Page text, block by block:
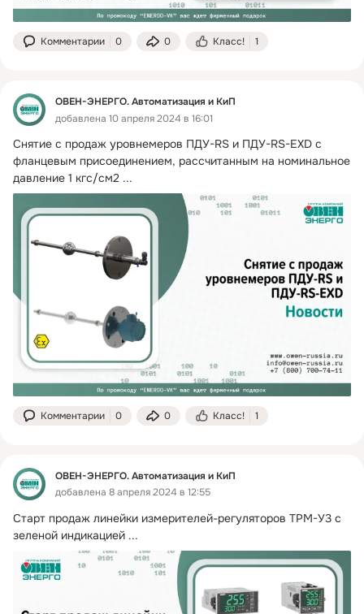
Комментарии 0 0 Класс! 1
ОВЕН-ЭНЕРГО. Автоматизация и КиП
добавлена 10 апреля 2024 в 16:01
Снятие с продаж уровнемеров ПДУ-RS и ПДУ-RS-EXD с
фланцевым присоединением, рассчитанным на номинальное
давление 1 кгс/см2 ...
Комментарии 0 0 Класс! 1
ОВЕН-ЭНЕРГО. Автоматизация и КиП
добавлена 8 апреля 2024 в 12:55
Старт продаж линейки измерителей-регуляторов ТРМ-У3 с
зеленой индикацией ...